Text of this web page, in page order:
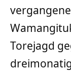
Torejagd